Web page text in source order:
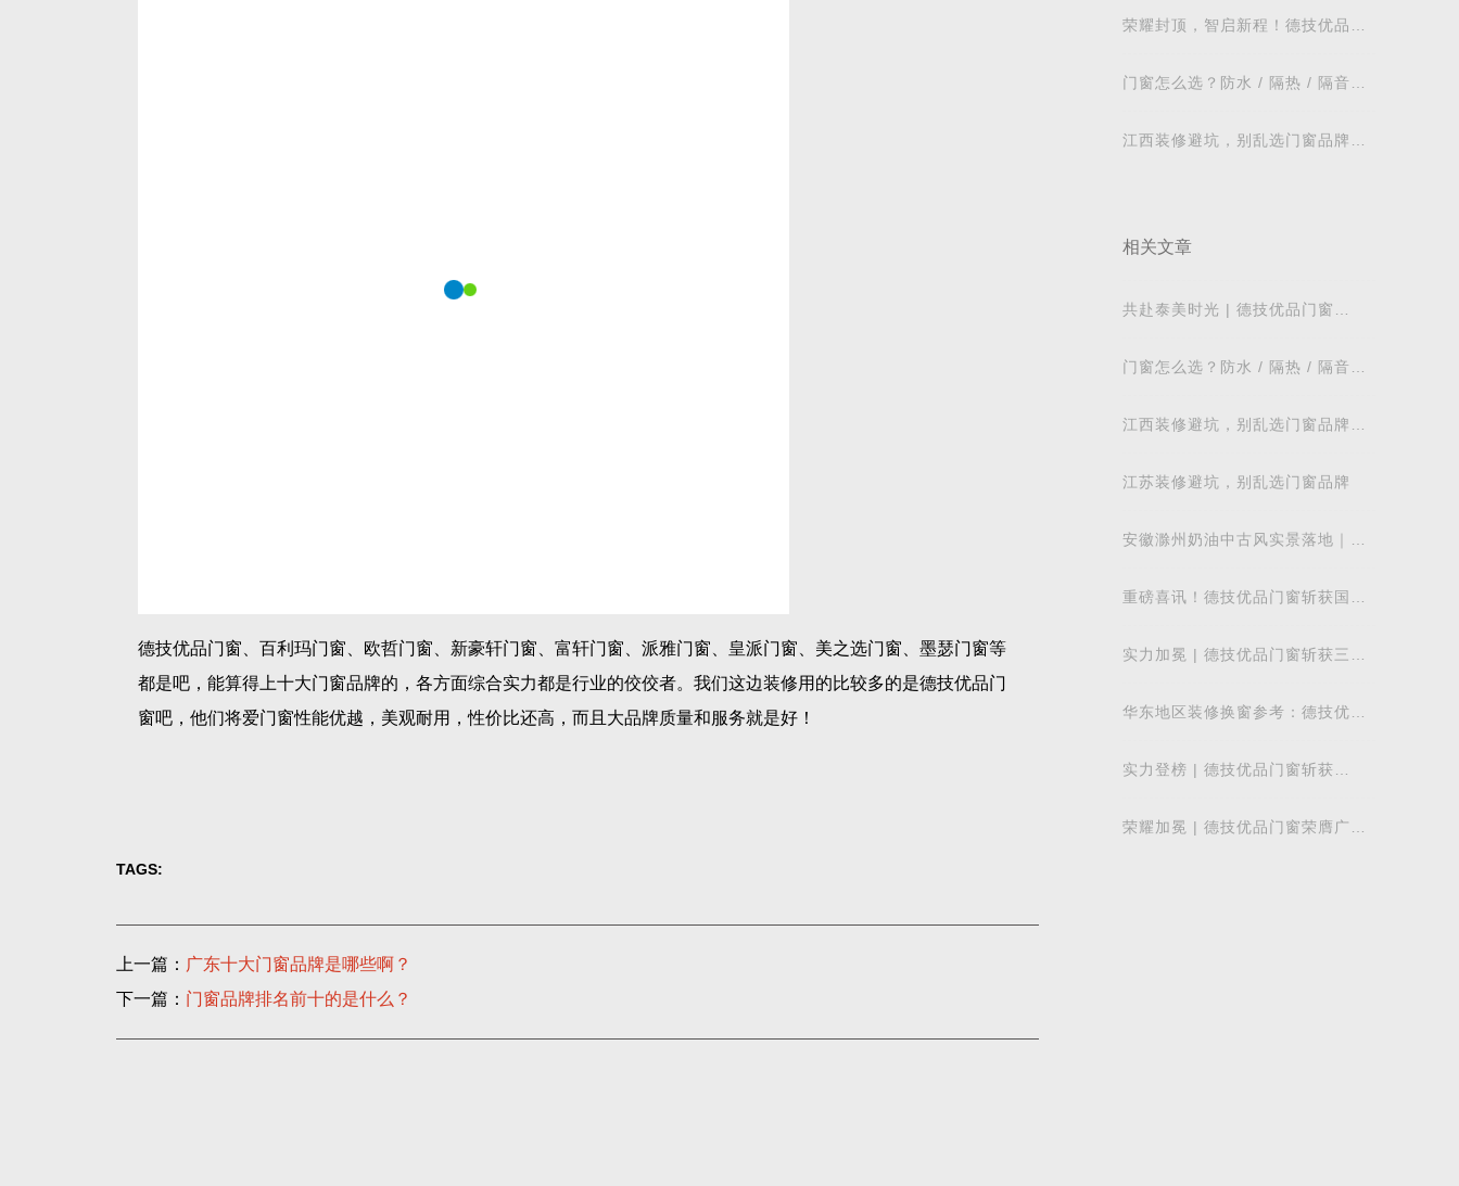
德技优品门窗、百利玛门窗、欧哲门窗、新豪轩门窗、富轩门窗、派雅门窗、皇派门窗、美之选门窗、墨瑟门窗等
都是吧，能算得上十大门窗品牌的，各方面综合实力都是行业的佼佼者。我们这边装修用的比较多的是德技优品门
窗吧，他们将爱门窗性能优越，美观耐用，性价比还高，而且大品牌质量和服务就是好！
TAGS:
上一篇： 广东十大门窗品牌是哪些啊？
下一篇： 门窗品牌排名前十的是什么？
荣耀封顶，智启新程！德技优品门
标杆
门窗怎么选？防水 / 隔热 / 隔音需
业
江西装修避坑，别乱选门窗品牌，
相关文章
共赴泰美时光 | 德技优品门窗
门窗怎么选？防水 / 隔热 / 隔音需
业
江西装修避坑，别乱选门窗品牌，
江苏装修避坑，别乱选门窗品牌
安徽滁州奶油中古风实景落地｜德
重磅喜讯！德技优品门窗斩获国际
实力加冕 | 德技优品门窗斩获三项
质量发展
华东地区装修换窗参考：德技优品
实力登榜 | 德技优品门窗斩获
以中国智造赋
荣耀加冕 | 德技优品门窗荣膺广东